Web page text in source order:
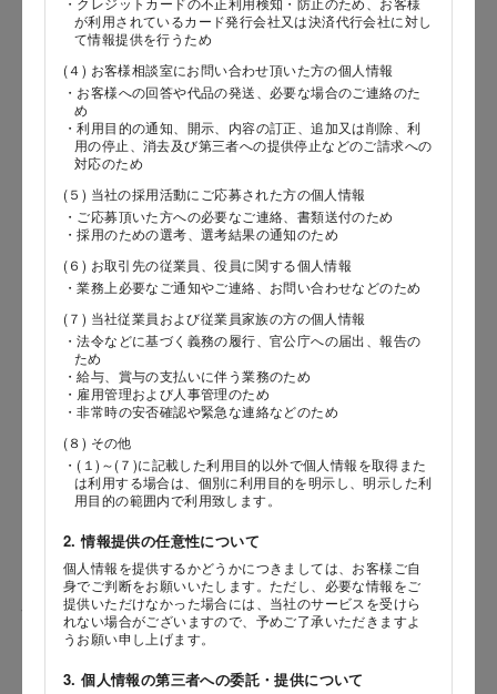
が利用されているカード発行会社又は決済代行会社に対し
て情報提供を行うため
(４) お客様相談室にお問い合わせ頂いた方の個人情報
・お客様への回答や代品の発送、必要な場合のご連絡のた
め
・利用目的の通知、開示、内容の訂正、追加又は削除、利
用の停止、消去及び第三者への提供停止などのご請求への
対応のため
(５) 当社の採用活動にご応募された方の個人情報
・ご応募頂いた方への必要なご連絡、書類送付のため
・採用のための選考、選考結果の通知のため
(６) お取引先の従業員、役員に関する個人情報
・業務上必要なご通知やご連絡、お問い合わせなどのため
(７) 当社従業員および従業員家族の方の個人情報
・法令などに基づく義務の履行、官公庁への届出、報告の
ため
・給与、賞与の支払いに伴う業務のため
・雇用管理および人事管理のため
・非常時の安否確認や緊急な連絡などのため
(８) その他
・(１)～(７)に記載した利用目的以外で個人情報を取得また
は利用する場合は、個別に利用目的を明示し、明示した利
用目的の範囲内で利用致します。
2. 情報提供の任意性について
個人情報を提供するかどうかにつきましては、お客様ご自
身でご判断をお願いいたします。ただし、必要な情報をご
提供いただけなかった場合には、当社のサービスを受けら
れない場合がございますので、予めご了承いただきますよ
うお願い申し上げます。
3. 個人情報の第三者への委託・提供について
メールアドレス
郵便番号
都道府県
市区郡
番地以降